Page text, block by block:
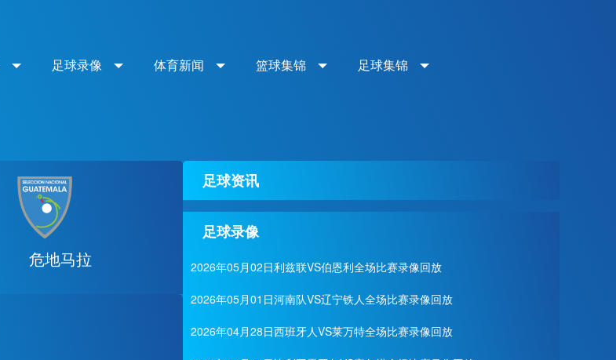
足球录像 体育新闻 篮球集锦 足球集锦
危地马拉
足球资讯
足球录像
2026年05月02日利兹联VS伯恩利全场比赛录像回放
2026年05月01日河南队VS辽宁铁人全场比赛录像回放
2026年04月28日西班牙人VS莱万特全场比赛录像回放